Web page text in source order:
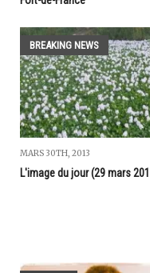
BREAKING NEWS
MARS 30TH, 2013
L'image du jour (29 mars